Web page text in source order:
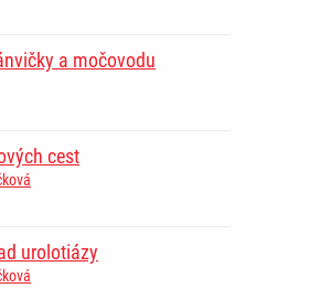
a močovodu
cest
urolotiázy